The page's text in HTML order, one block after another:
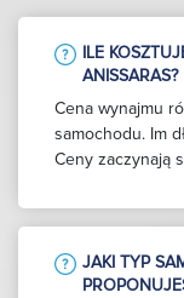
ILE
ANISSARAS?
Cena wynajmu
samochodu. Im
Ceny zaczynają
JAKI TYP